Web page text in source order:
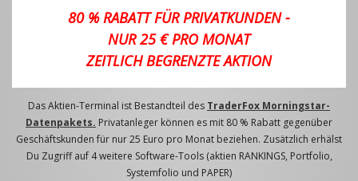
80 % RABATT FÜR PRIVATKUNDEN -
NUR 25 € PRO MONAT
ZEITLICH BEGRENZTE AKTION
Das Aktien-Terminal ist Bestandteil des TraderFox Morningstar-
Datenpakets. Privatanleger können es mit 80 % Rabatt gegenüber
Geschäftskunden für nur 25 Euro pro Monat beziehen. Zusätzlich erhälst
Du Zugriff auf 4 weitere Software-Tools (aktien RANKINGS, Portfolio,
Systemfolio und PAPER)